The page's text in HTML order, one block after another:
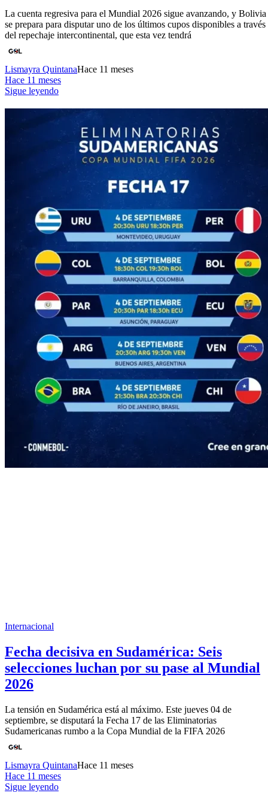
La cuenta regresiva para el Mundial 2026 sigue avanzando, y Bolivia
se prepara para disputar uno de los últimos cupos disponibles a través
del repechaje intercontinental, que esta vez tendrá
Lismayra QuintanaHace 11 meses
Hace 11 meses
Sigue leyendo
Internacional
Fecha decisiva en Sudamérica: Seis
selecciones luchan por su pase al Mundial
2026
La tensión en Sudamérica está al máximo. Este jueves 04 de
septiembre, se disputará la Fecha 17 de las Eliminatorias
Sudamericanas rumbo a la Copa Mundial de la FIFA 2026
Lismayra QuintanaHace 11 meses
Hace 11 meses
Sigue leyendo